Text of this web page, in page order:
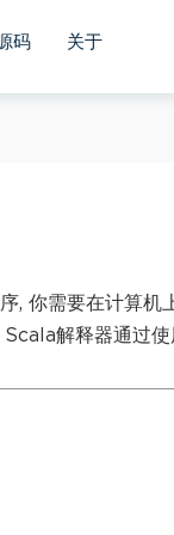
码 关于
, 你需要在计算机
解释器通过